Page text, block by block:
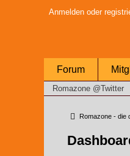
Anmelden oder
Forum
Romazone @Twitter
Romazone - die